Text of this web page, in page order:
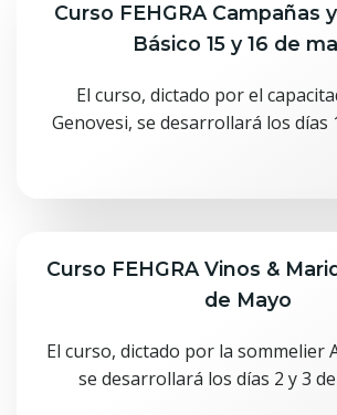
Curso FEHGRA Campañas
Básico 15 y 16 de
El curso, dictado por el
Genovesi, se desarrollará los días
Curso FEHGRA Vinos &
de Mayo
El curso, dictado por la sommelier
se desarrollará los días 2 y 3